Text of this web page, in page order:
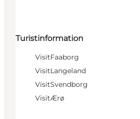
Turistinformation
VisitFaaborg
VisitLangeland
VisitSvendborg
VisitÆrø